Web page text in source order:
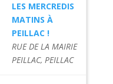
LES MERCREDIS
MATINS À
PEILLAC !
RUE DE LA MAIRIE
PEILLAC, PEILLAC